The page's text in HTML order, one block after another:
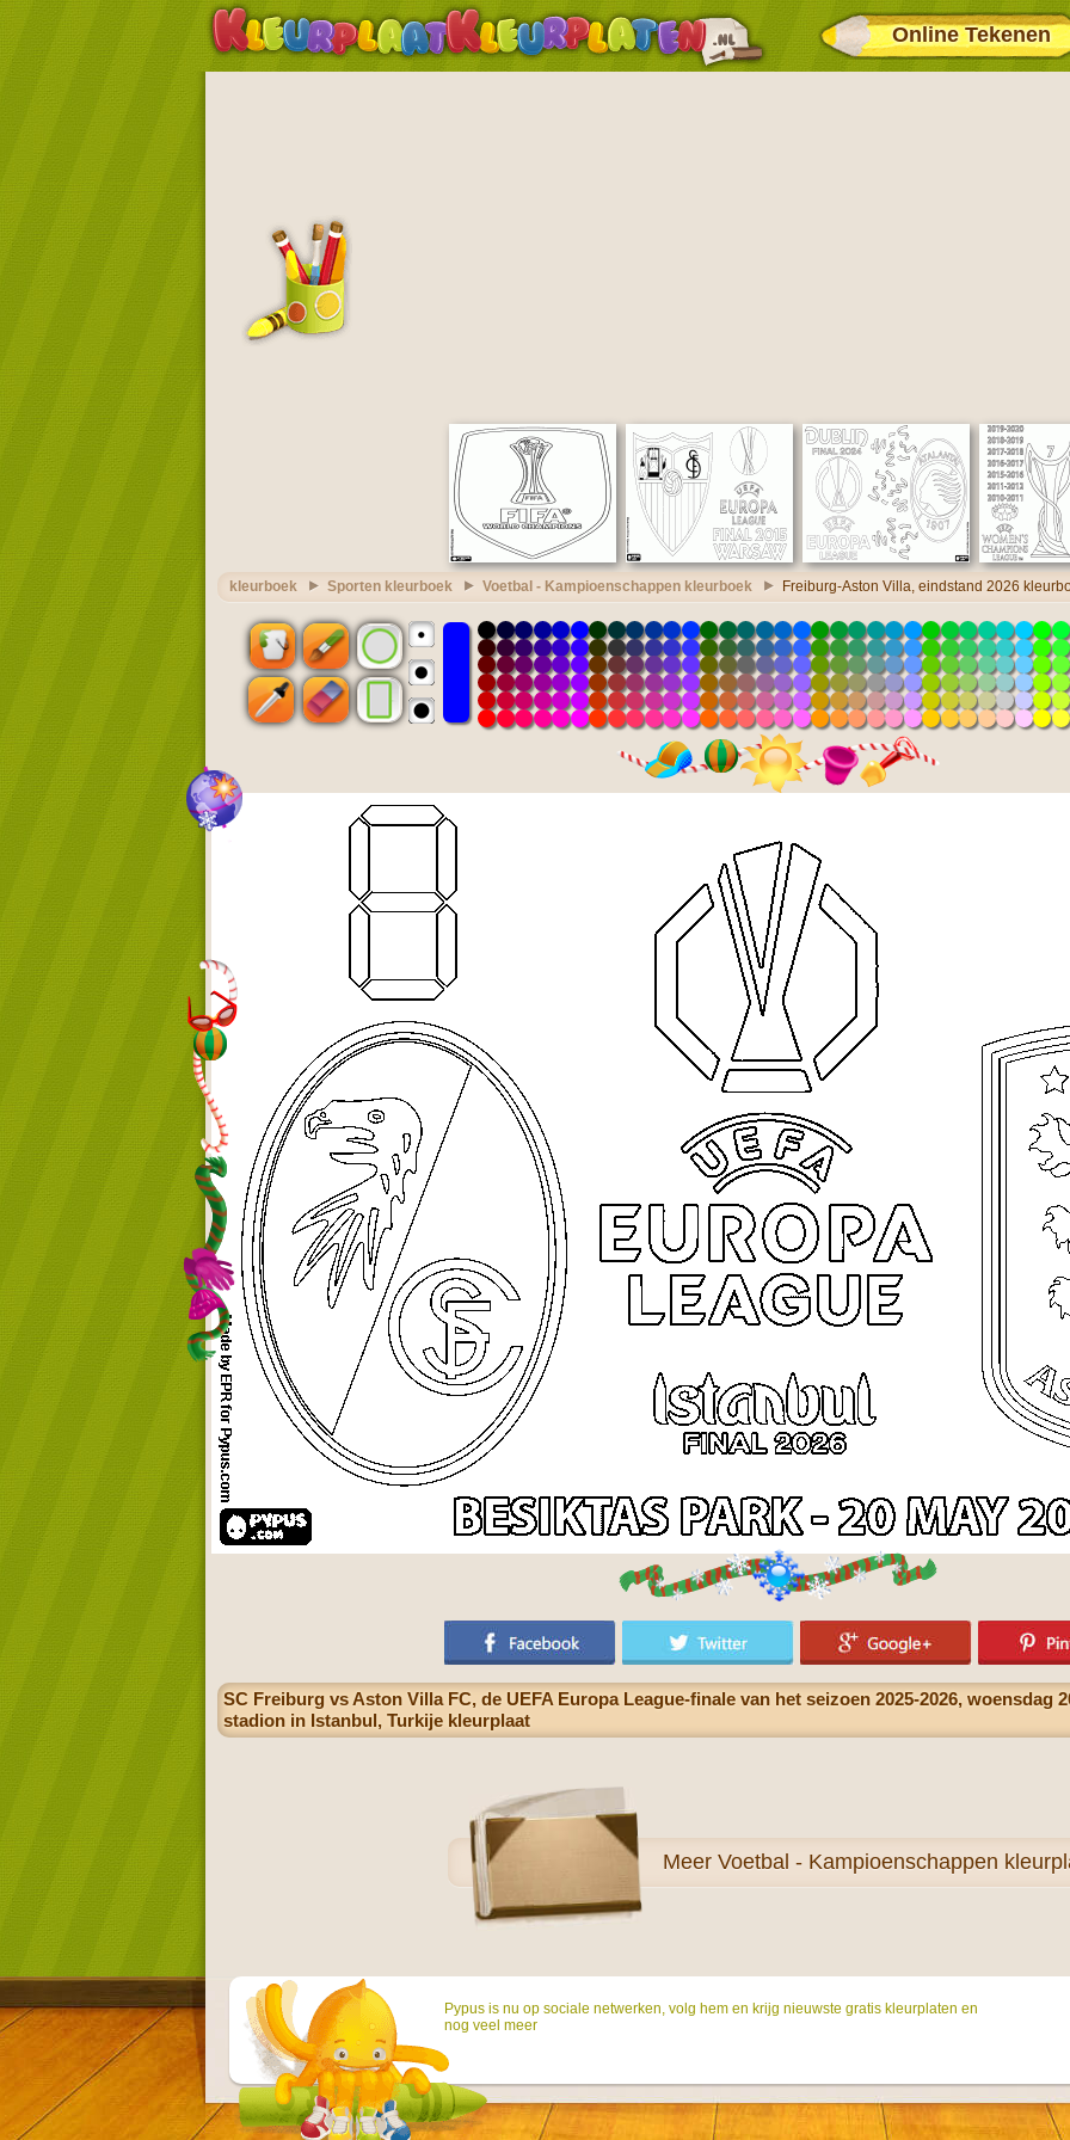
Online Tekenen
kleurboek Sporten kleurboek Voetbal - Kampioenschappen kleurboek Freiburg-Aston Villa, eindstand 2026
SC Freiburg vs Aston Villa FC, de UEFA Europa League-finale van het seizoen 2025-2026, woensdag
stadion in Istanbul, Turkije kleurplaat
Meer Voetbal - Kampioenschappen
Pypus is nu op sociale netwerken, volg hem en krijg nieuwste gratis kleurplaten en
nog veel meer